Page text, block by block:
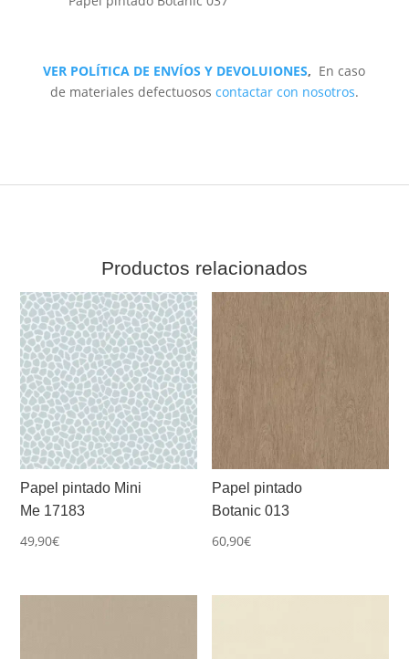
VER POLÍTICA DE ENVÍOS Y DEVOLUIONES, En caso
de materiales defectuosos contactar con nosotros.
Productos relacionados
Papel pintado Mini
Me 17183
49,90€
Papel pintado
Botanic 013
60,90€